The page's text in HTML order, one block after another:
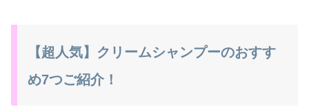
【超人気】クリームシャンプーのおすす
め7つご紹介！